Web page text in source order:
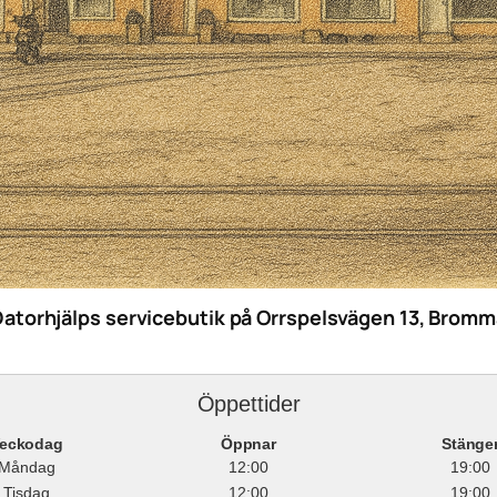
servicebutik på Orrspelsvägen 13,
Öppettider
Öppnar
12:00
19:00
Tisdag
12:00 19:00